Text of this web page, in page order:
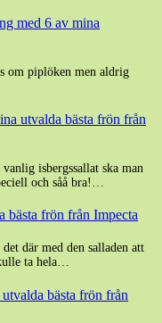
med 6 av mina
om piplöken men aldrig
utvalda bästa frön från
isbergssallat ska man
och såå bra!…
bästa frön från Impecta
där med den salladen att
ta hela…
bästa frön från